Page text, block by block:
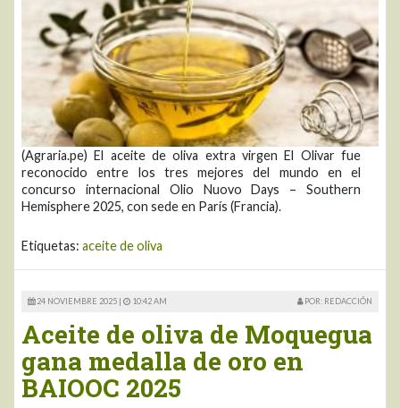
(Agraria.pe) El aceite de oliva extra virgen El Olivar fue
reconocido entre los tres mejores del mundo en el
concurso internacional Olio Nuovo Days – Southern
Hemisphere 2025, con sede en París (Francia).
Etiquetas: aceite de oliva
24 NOVIEMBRE 2025 | 10:42 AM POR: REDACCIÓN
Aceite de oliva de Moquegua
gana medalla de oro en
BAIOOC 2025